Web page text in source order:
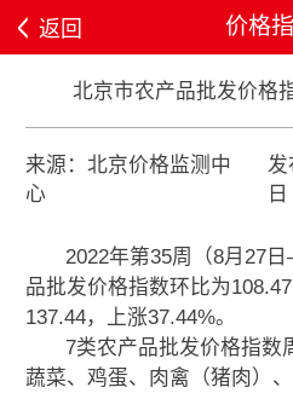
返回 价格
北京市农产品批发价格
来源：北京价格监测中
心
发
日
2022年第35周（8月27
品批发价格指数环比为
137.44，上涨37.44%。
7类农产品批发价格指数
蔬菜、鸡蛋、肉禽（猪肉）